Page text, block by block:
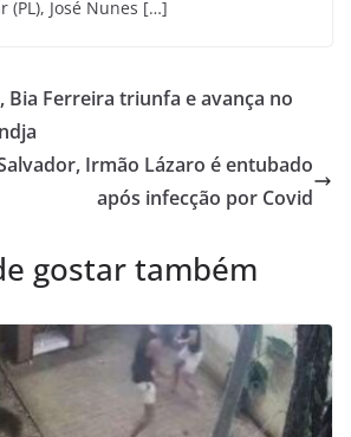
(PL), José Nunes […]
Bia Ferreira triunfa e avança no
Irmão Lázaro é entubado
após infecção por Covid
gostar também